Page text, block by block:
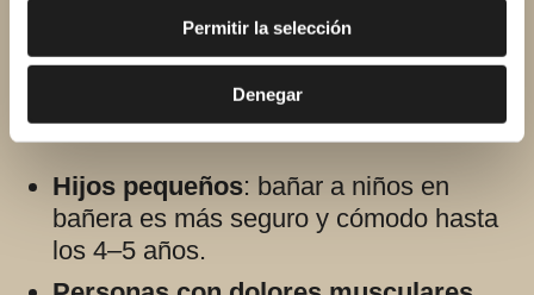
Permitir la selección
Denegar
En términos de consumo de agua, la
ducha gana siempre. Pero hay casos en
los que mantener la bañera tiene sentido:
Hijos pequeños: bañar a niños en
bañera es más seguro y cómodo hasta
los 4–5 años.